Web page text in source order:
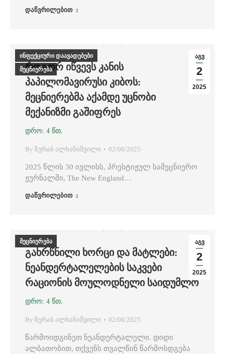
დაწვრილებით
აგვ
2
2025
ინფექციური დაავადებები
მეცნიერება
ᲠᲝᲒᲝᲠ ᲘᲬᲕᲔᲕᲡ ᲙᲐᲜᲘᲡ
ᲞᲐᲞᲘᲚᲝᲛᲐᲕᲘᲠᲣᲡᲘ ᲙᲘᲑᲝᲡ:
ᲛᲔᲪᲜᲘᲔᲠᲔᲑᲛᲐ ᲐᲥᲐᲛᲓᲔ ᲣᲪᲜᲝᲑᲘ
ᲛᲔᲥᲐᲜᲘᲖᲛᲘ ᲒᲐᲨᲘᲤᲠᲔᲡ
By ზურაბ ალხანიშვილი 02/08/2025
2025 წლის 30 ივლისს, პრესტიჟულ სამეცნიერო
ჟურნალში, The New England…
დაწვრილებით
აგვ
2
2025
მეცნიერება
ᲒᲐᲮᲠᲬᲜᲘᲚᲘ ᲮᲝᲠᲪᲘ ᲓᲐ ᲛᲐᲢᲚᲔᲑᲘ:
ᲜᲔᲐᲜᲓᲔᲠᲢᲐᲚᲔᲚᲔᲑᲘᲡ ᲡᲐᲙᲕᲔᲑᲘ
ᲠᲐᲪᲘᲝᲜᲘᲡ ᲛᲝᲣᲚᲝᲓᲜᲔᲚᲘ ᲡᲐᲘᲓᲣᲛᲚᲝ
By ზურაბ ალხანიშვილი 02/08/2025
წარმოიდგინეთ ნეანდერტალელი. დიდი
ალბათობით, თქვენს თვალწინ წარმოსდგება